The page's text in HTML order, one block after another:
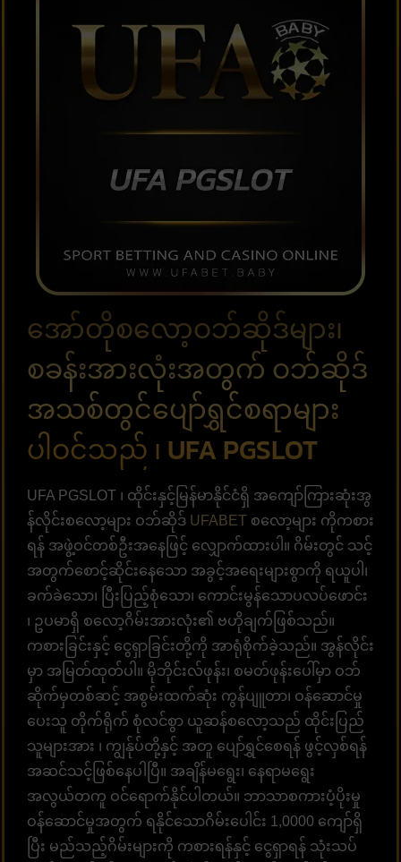
အော်တိုစလော့ဝဘ်ဆိုဒ်များ၊
စခန်းအားလုံးအတွက် ဝဘ်ဆိုဒ်
အသစ်တွင်ပျော်ရွှင်စရာများ
ပါဝင်သည် ၊ UFA PGSLOT
UFA PGSLOT ၊ ထိုင်းနှင့်မြန်မာနိုင်ငံရှိ အကျော်ကြားဆုံးအွ
န်လိုင်းစလော့များ ဝဘ်ဆိုဒ် UFABET စလော့များ ကိုကစား
ရန် အဖွဲ့ဝင်တစ်ဦးအနေဖြင့် လျှောက်ထားပါ။ ဂိမ်းတွင် သင့်
အတွက်စောင့်ဆိုင်းနေသော အခွင့်အရေးများစွာကို ရယူပါ၊
ခက်ခဲသော၊ ပြီးပြည့်စုံသော၊ ကောင်းမွန်သောပလပ်ဖောင်း
၊ ဥပမာရှိ စလော့ဂိမ်းအားလုံး၏ ဗဟိုချက်ဖြစ်သည်။
ကစားခြင်းနှင့် ငွေရှာခြင်းတို့ကို အာရုံစိုက်ခဲ့သည်။ အွန်လိုင်း
မှာ အမြတ်ထုတ်ပါ။ မိုဘိုင်းလ်ဖုန်း၊ စမတ်ဖုန်းပေါ်မှာ ဝဘ်
ဆိုက်မှတစ်ဆင့် အစွမ်းထက်ဆုံး ကွန်ပျူတာ၊ ဝန်ဆောင်မှု
ပေးသူ တိုက်ရိုက် စုံလင်စွာ ယူဆန်စလော့သည် ထိုင်းပြည်
သူများအား ၊ ကျွန်ုပ်တို့နှင့် အတူ ပျော်ရွှင်စေရန် ဖွင့်လှစ်ရန်
အဆင်သင့်ဖြစ်နေပါပြီ။ အချိန်မရွေး၊ နေရာမရွေး
အလွယ်တကူ ဝင်ရောက်နိုင်ပါတယ်။ ဘာသာစကားပံ့ပိုးမှု
ဝန်ဆောင်မှုအတွက် ရနိုင်သောဂိမ်းပေါင်း 1,0000 ကျော်ရှိ
ပြီး မည်သည့်ဂိမ်းများကို ကစားရန်နှင့် ငွေရှာရန် သုံးသပ်